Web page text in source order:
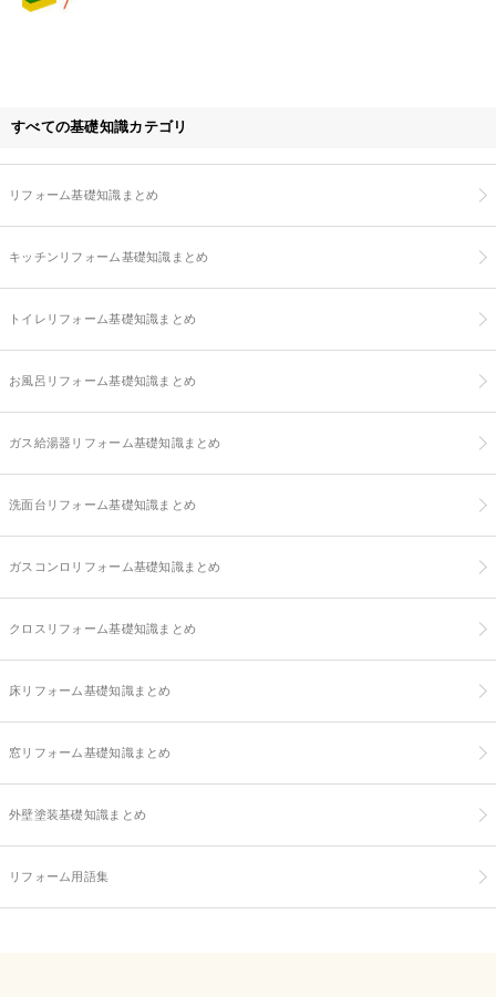
すべての基礎知識カテゴリ
リフォーム基礎知識まとめ
キッチンリフォーム基礎知識まとめ
トイレリフォーム基礎知識まとめ
お風呂リフォーム基礎知識まとめ
ガス給湯器リフォーム基礎知識まとめ
洗面台リフォーム基礎知識まとめ
ガスコンロリフォーム基礎知識まとめ
クロスリフォーム基礎知識まとめ
床リフォーム基礎知識まとめ
窓リフォーム基礎知識まとめ
外壁塗装基礎知識まとめ
リフォーム用語集